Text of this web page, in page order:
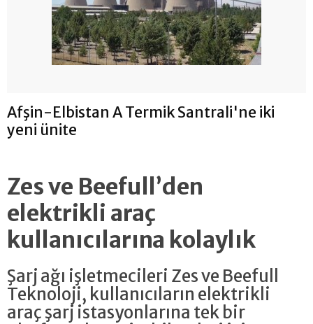
Afşin-Elbistan A Termik Santrali'ne iki
yeni ünite
Zes ve Beefull’den
elektrikli araç
kullanıcılarına kolaylık
Şarj ağı işletmecileri Zes ve Beefull
Teknoloji, kullanıcıların elektrikli
araç şarj istasyonlarına tek bir